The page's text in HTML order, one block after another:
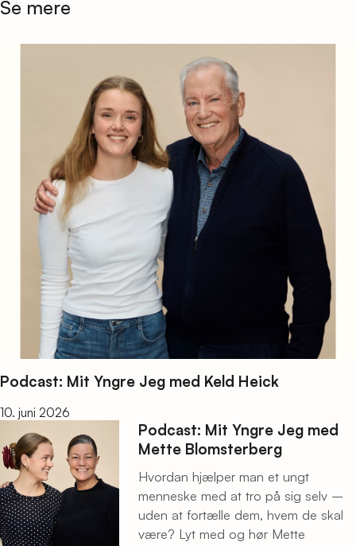
Se mere
Podcast: Mit Yngre Jeg med Keld Heick
10. juni 2026
Podcast: Mit Yngre Jeg med
Mette Blomsterberg
Hvordan hjælper man et ungt
menneske med at tro på sig selv –
uden at fortælle dem, hvem de skal
være? Lyt med og hør Mette